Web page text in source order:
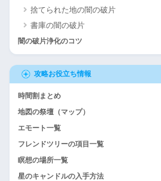
捨てられた地の闇の破片
書庫の闇の破片
闇の破片浄化のコツ
攻略お役立ち情報
時間割まとめ
地図の祭壇（マップ）
エモート一覧
フレンドツリーの項目一覧
瞑想の場所一覧
星のキャンドルの入手方法